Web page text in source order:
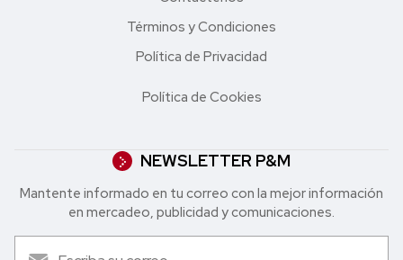
Términos y Condiciones
Política de Privacidad
Política de Cookies
NEWSLETTER P&M
Mantente informado en tu correo con la mejor in formación
en mercadeo, publicidad y comunicaciones.